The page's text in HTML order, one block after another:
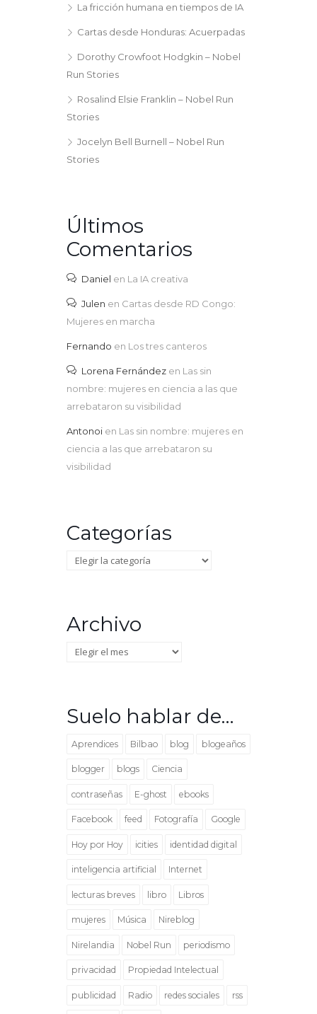
La fricción humana en tiempos de IA
Cartas desde Honduras: Acuerpadas
Dorothy Crowfoot Hodgkin – Nobel
Run Stories
Rosalind Elsie Franklin – Nobel Run
Stories
Jocelyn Bell Burnell – Nobel Run
Stories
Últimos
Comentarios
Daniel en La IA creativa
Julen en Cartas desde RD Congo:
Mujeres en marcha
Fernando en Los tres canteros
Lorena Fernández en Las sin
nombre: mujeres en ciencia a las que
arrebataron su visibilidad
Antonoi en Las sin nombre: mujeres en
ciencia a las que arrebataron su
visibilidad
Categorías
Categorías
Archivo
Archivo
Suelo hablar de…
Aprendices Bilbao blog blogeaños
blogger blogs Ciencia
contraseñas E-ghost ebooks
Facebook feed Fotografía Google
Hoy por Hoy icities identidad digital
inteligencia artificial Internet
lecturas breves libro Libros
mujeres Música Nireblog
Nirelandia Nobel Run periodismo
privacidad Propiedad Intelectual
publicidad Radio redes sociales rss